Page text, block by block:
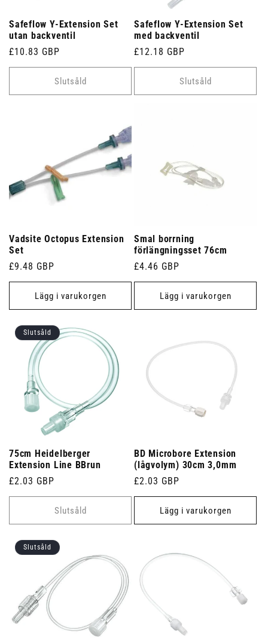
Safeflow Y-Extension Set
utan backventil
Ordinarie
pris
£10.83 GBP
Slutsåld
Safeflow Y-Extension Set
med backventil
Ordinarie
pris
£12.18 GBP
Slutsåld
Vadsite Octopus Extension
Set
Ordinarie
pris
£9.48 GBP
Lägg i varukorgen
Smal borrning
förlängningsset 76cm
Ordinarie
pris
£4.46 GBP
Lägg i varukorgen
Slutsåld
75cm Heidelberger
Extension Line BBrun
Ordinarie
pris
£2.03 GBP
Slutsåld
BD Microbore Extension
(lågvolym) 30cm 3,0mm
Ordinarie
pris
£2.03 GBP
Lägg i varukorgen
Slutsåld